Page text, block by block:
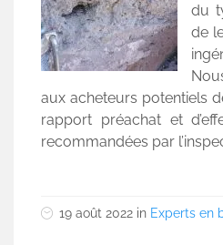
du
de
aux acheteurs potentiels
rapport préachat et
recommandées par
19 août 2022 in Experts en